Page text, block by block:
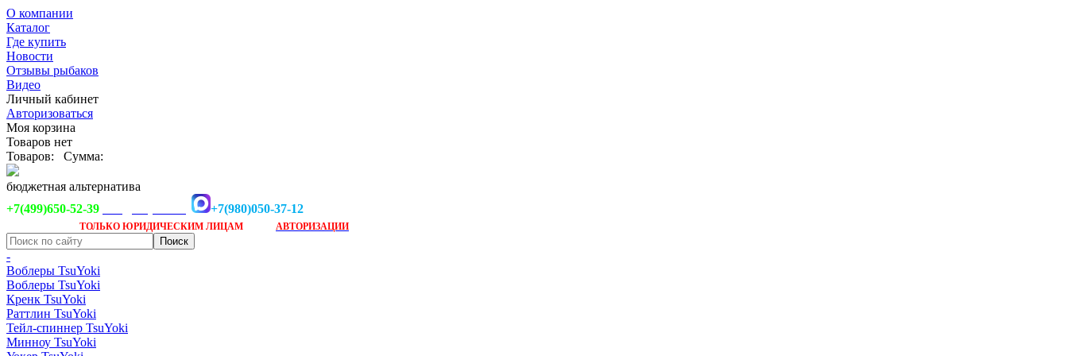
О компании
Каталог
Где купить
Новости
Отзывы рыбаков
Видео
Личный кабинет
Авторизоваться
Моя корзина
Товаров нет
Товаров:
Сумма:
бюджетная альтернатива
+7(499)650-52-39
+7(980)050-37-12
ТОЛЬКО ЮРИДИЧЕСКИМ ЛИЦАМ АВТОРИЗАЦИИ
-
Воблеры TsuYoki
Воблеры TsuYoki
Кренк TsuYoki
Раттлин TsuYoki
Тейл-спиннер TsuYoki
Минноу TsuYoki